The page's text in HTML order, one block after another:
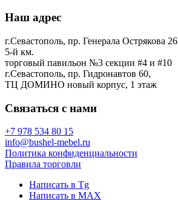
Наш адрес
г.Севастополь, пр. Генерала
5-й км.
торговый павильон №3 секции #4 и #10
г.Севастополь, пр. Гидронавтов 60,
ТЦ ДОМИНО новый корпус, 1 этаж
Связаться с нами
+7 978 534 80 15
info@bushel-mebel.ru
Политика конфиденциальности
Правила торговли
Написать в Tg
Написать в MAX